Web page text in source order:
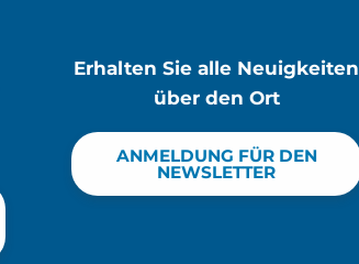
Erhalten Sie alle Neuigkeiten
über den Ort
ANMELDUNG FÜR DEN
NEWSLETTER